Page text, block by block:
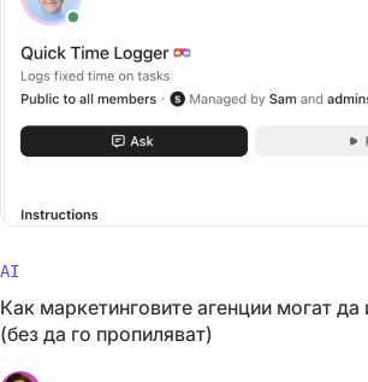
AI
Как маркетинговите агенции могат да
(без да го пропиляват)